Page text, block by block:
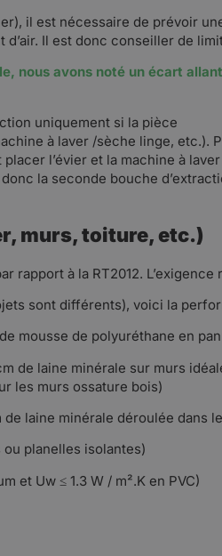
il est nécessaire de prévoir
Il est donc conseiller de
nous avons noté un écart
uniquement si la pièce
à laver /sèche linge,
l’évier et la machine à
la seconde bouche
murs, toiture, etc.)
rapport à la RT2012.
sont différents), voici la
mousse de polyuréthane en
de laine minérale sur murs
les murs ossature bois)
de laine minérale déroulée dans
planelles isolantes)
et Uw ≤ 1.3 W / m².K en PVC)